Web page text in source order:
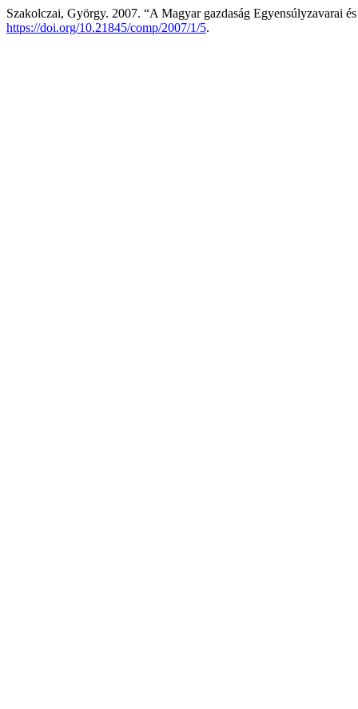
Szakolczai, György. 2007. “A Magyar gazdaság Egyensúlyzavarai
https://doi.org/10.21845/comp/2007/1/5.